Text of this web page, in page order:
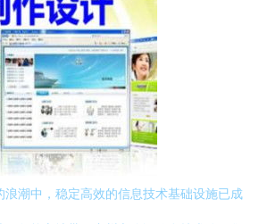
浪潮中，稳定高效的信息技术基础设施已成